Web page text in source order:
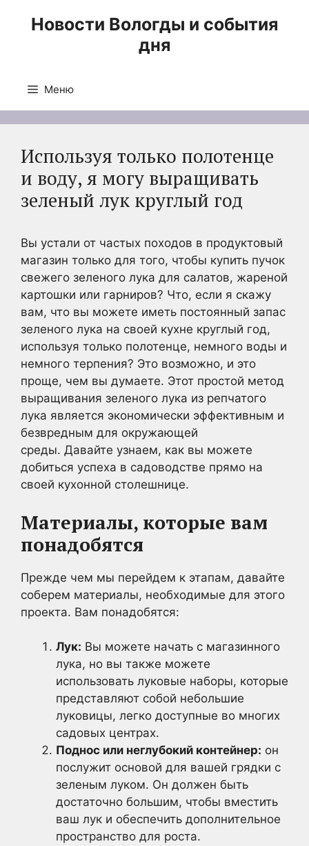
Новости Вологды и события
дня
Меню
Используя только полотенце
и воду, я могу выращивать
зеленый лук круглый год
Вы устали от частых походов в продуктовый
магазин только для того, чтобы купить пучок
свежего зеленого лука для салатов, жареной
картошки или гарниров? Что, если я скажу
вам, что вы можете иметь постоянный запас
зеленого лука на своей кухне круглый год,
используя только полотенце, немного воды и
немного терпения? Это возможно, и это
проще, чем вы думаете. Этот простой метод
выращивания зеленого лука из репчатого
лука является экономически эффективным и
безвредным для окружающей
среды. Давайте узнаем, как вы можете
добиться успеха в садоводстве прямо на
своей кухонной столешнице.
Материалы, которые вам
понадобятся
Прежде чем мы перейдем к этапам, давайте
соберем материалы, необходимые для этого
проекта. Вам понадобятся:
Лук: Вы можете начать с магазинного
лука, но вы также можете
использовать луковые наборы, которые
представляют собой небольшие
луковицы, легко доступные во многих
садовых центрах.
Поднос или неглубокий контейнер: он
послужит основой для вашей грядки с
зеленым луком. Он должен быть
достаточно большим, чтобы вместить
ваш лук и обеспечить дополнительное
пространство для роста.